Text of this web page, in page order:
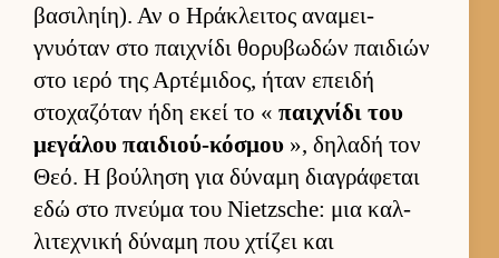
βασιληίη). Αν ο Ηράκλει­τος αναμει­
γνυόταν στο παι­χνίδι θορυβωδών παι­διών
στο ιερό της Αρ­τέμιδος, ήταν επειδή
στοχαζόταν ήδη εκεί το « παι­χνίδι του
μεγάλου παι­διού-κόσμου », δηλαδή τον
Θεό. Η βού­ληση για δύναμη δια­γράφεται
εδώ στο πνεύμα του Nietzsche: μια καλ­
λιτεχνική δύναμη που χτίζει και